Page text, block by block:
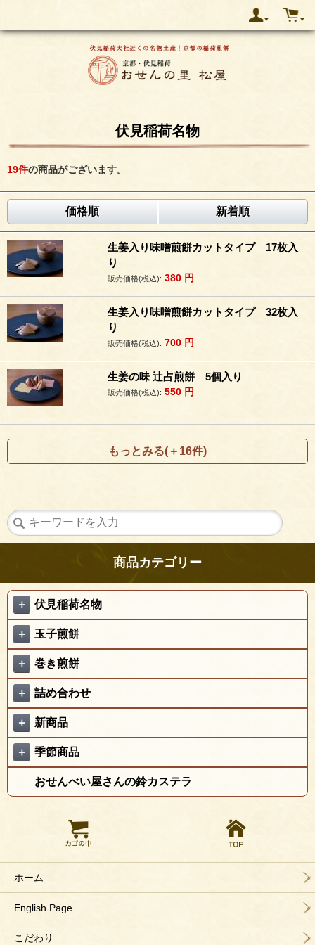
伏見稲荷名物
19件の商品がございます。
価格順 新着順
生姜入り味噌煎餅カットタイプ 17枚入
り
販売価格(税込): 380 円
生姜入り味噌煎餅カットタイプ 32枚入
り
販売価格(税込): 700 円
生姜の味 辻占煎餅 5個入り
販売価格(税込): 550 円
もっとみる(＋16件)
商品カテゴリー
＋ 伏見稲荷名物
＋ 玉子煎餅
＋ 巻き煎餅
＋ 詰め合わせ
＋ 新商品
＋ 季節商品
おせんべい屋さんの鈴カステラ
ホーム
English Page
こだわり